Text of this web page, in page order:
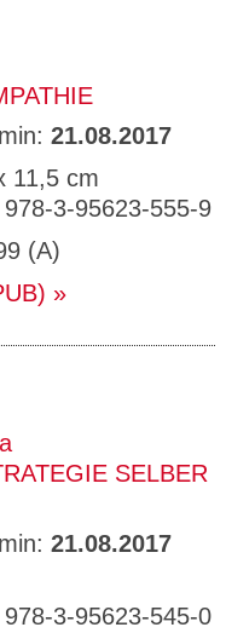
21.08.2017
11,5 cm
3-95623-555-9
(A)
SELBER
21.08.2017
3-95623-545-0